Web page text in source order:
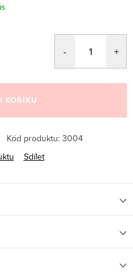
KOŠÍKU
Kód produktu: 3004
Sdílet